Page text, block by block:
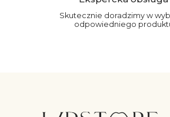
Skutecznie doradzimy w
odpowiedniego